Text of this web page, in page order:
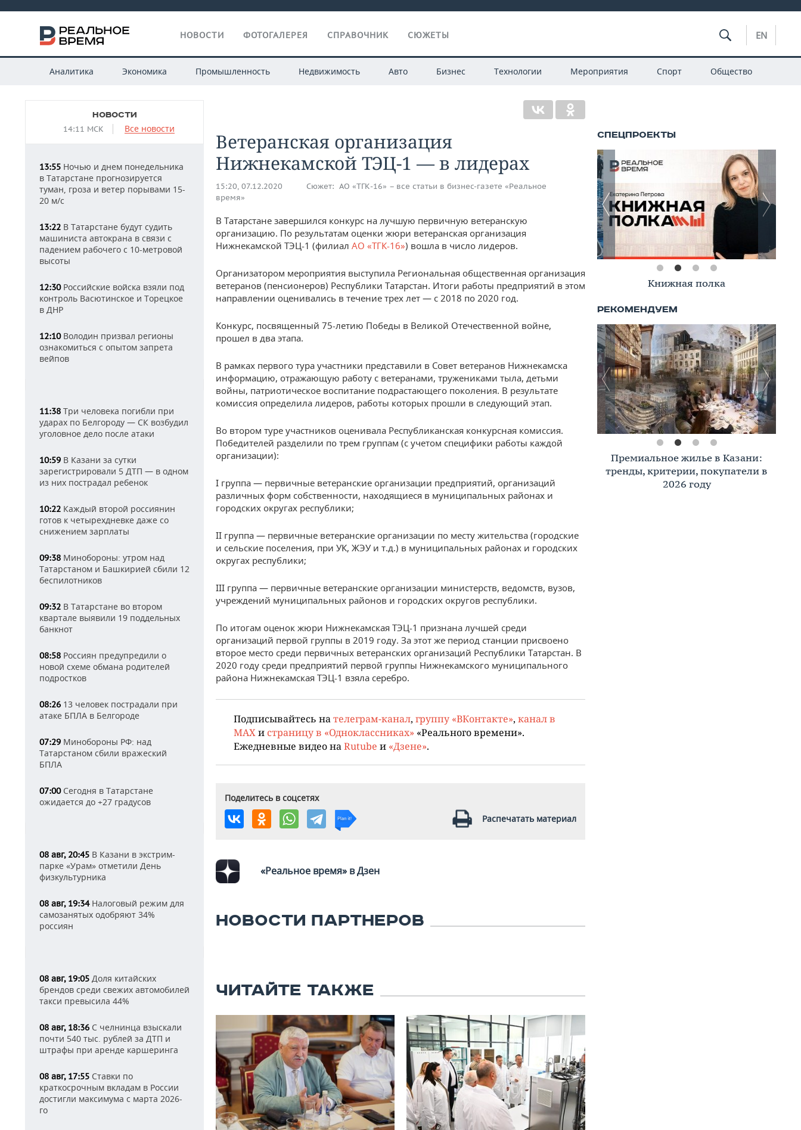
НОВОСТИ ФОТОГАЛЕРЕЯ СПРАВОЧНИК СЮЖЕТЫ EN
Аналитика Экономика Промышленность Недвижимость Авто Бизнес Технологии Мероприятия Спорт Общество
НОВОСТИ
14:11 МСК Все новости
13:55 Ночью и днем понедельника
в Татарстане прогнозируется
туман, гроза и ветер порывами 15-
20 м/с
13:22 В Татарстане будут судить
машиниста автокрана в связи с
падением рабочего с 10-метровой
высоты
12:30Российские войска взяли под
контроль Васютинское и Торецкое
в ДНР
12:10Володин призвал регионы
ознакомиться с опытом запрета
вейпов
11:38 Три человека погибли при
ударах по Белгороду — СК возбудил
уголовное дело после атаки
10:59 В Казани за сутки
зарегистрировали 5 ДТП — в одном
из них пострадал ребенок
10:22 Каждый второй россиянин
готов к четырехдневке даже со
снижением зарплаты
09:38 Минобороны: утром над
Татарстаном и Башкирией сбили 12
беспилотников
09:32 В Татарстане во втором
квартале выявили 19 поддельных
банкнот
08:58 Россиян предупредили о
новой схеме обмана родителей
подростков
08:26 13 человек пострадали при
атаке БПЛА в Белгороде
07:29 Минобороны РФ: над
Татарстаном сбили вражеский
БПЛА
07:00Сегодня в Татарстане
ожидается до +27 градусов
08 авг, 20:45 В Казани в экстрим-
парке «Урам» отметили День
физкультурника
08 авг, 19:34Налоговый режим для
самозанятых одобряют 34%
россиян
08 авг, 19:05 Доля китайских
брендов среди свежих автомобилей
такси превысила 44%
08 авг, 18:36 С челнинца взыскали
почти 540 тыс. рублей за ДТП и
штрафы при аренде каршеринга
08 авг, 17:55 Ставки по
краткосрочным вкладам в России
достигли максимума с марта 2026-
го
Ветеранская организация
Нижнекамской ТЭЦ-1 — в лидерах
15:20, 07.12.2020 Сюжет: АО «ТГК-16» – все статьи в бизнес-газете «Реальное
время»
В Татарстане завершился конкурс на лучшую первичную ветеранскую
организацию. По результатам оценки жюри ветеранская организация
Нижнекамской ТЭЦ-1 (филиал АО «ТГК-16») вошла в число лидеров.
Организатором мероприятия выступила Региональная общественная организация
ветеранов (пенсионеров) Республики Татарстан. Итоги работы предприятий в этом
направлении оценивались в течение трех лет — с 2018 по 2020 год.
Конкурс, посвященный 75-летию Победы в Великой Отечественной войне,
прошел в два этапа.
В рамках первого тура участники представили в Совет ветеранов Нижнекамска
информацию, отражающую работу с ветеранами, тружениками тыла, детьми
войны, патриотическое воспитание подрастающего поколения. В результате
комиссия определила лидеров, работы которых прошли в следующий этап.
Во втором туре участников оценивала Республиканская конкурсная комиссия.
Победителей разделили по трем группам (с учетом специфики работы каждой
организации):
I группа — первичные ветеранские организации предприятий, организаций
различных форм собственности, находящиеся в муниципальных районах и
городских округах республики;
II группа — первичные ветеранские организации по месту жительства (городские
и сельские поселения, при УК, ЖЭУ и т.д.) в муниципальных районах и городских
округах республики;
III группа — первичные ветеранские организации министерств, ведомств, вузов,
учреждений муниципальных районов и городских округов республики.
По итогам оценок жюри Нижнекамская ТЭЦ-1 признана лучшей среди
организаций первой группы в 2019 году. За этот же период станции присвоено
второе место среди первичных ветеранских организаций Республики Татарстан. В
2020 году среди предприятий первой группы Нижнекамского муниципального
района Нижнекамская ТЭЦ-1 взяла серебро.
Подписывайтесь на телеграм-канал, группу «ВКонтакте», канал в
MAX и страницу в «Одноклассниках» «Реального времени».
Ежедневные видео на Rutube и «Дзене».
Поделитесь в соцсетях
Распечатать материал
«Реальное время» в Дзен
НОВОСТИ ПАРТНЕРОВ
ЧИТАЙТЕ ТАКЖЕ
Книжная полка
Премиальное жилье в Казани:
тренды, критерии, покупатели в
2026 году